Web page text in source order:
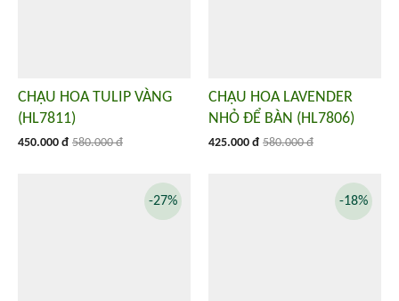
CHẬU HOA TULIP VÀNG
(HL7811)
450.000 đ 580.000 đ
CHẬU HOA LAVENDER
NHỎ ĐỂ BÀN (HL7806)
425.000 đ 580.000 đ
-27% -18%